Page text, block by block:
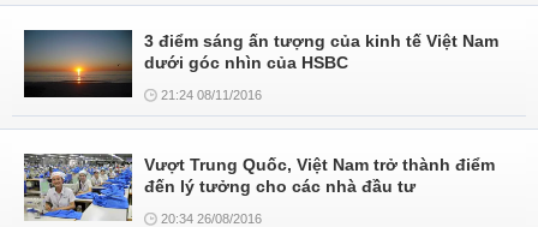
3 điểm sáng ấn tượng của kinh tế Việt Nam
dưới góc nhìn của HSBC
21:24 08/11/2016
Vượt Trung Quốc, Việt Nam trở thành điểm
đến lý tưởng cho các nhà đầu tư
20:34 26/08/2016